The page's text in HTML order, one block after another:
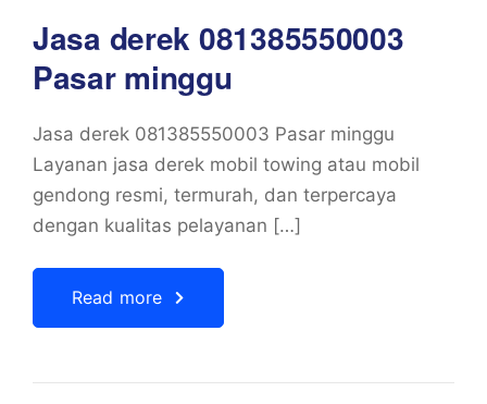
Jasa derek 081385550003
Pasar minggu
Jasa derek 081385550003 Pasar minggu
Layanan jasa derek mobil towing atau mobil
gendong resmi, termurah, dan terpercaya
dengan kualitas pelayanan […]
Read more